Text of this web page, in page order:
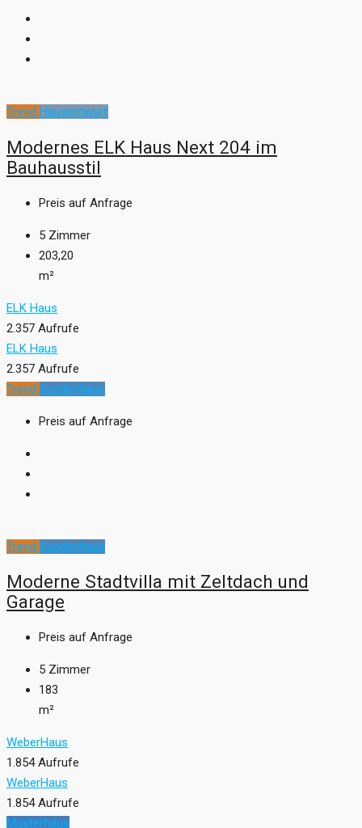
Trend Hausentwurf
Modernes ELK Haus Next 204 im
Bauhausstil
Preis auf Anfrage
5 Zimmer
203,20
m²
ELK Haus
2.357 Aufrufe
ELK Haus
2.357 Aufrufe
Trend Kundenhaus
Preis auf Anfrage
Trend Kundenhaus
Moderne Stadtvilla mit Zeltdach und
Garage
Preis auf Anfrage
5 Zimmer
183
m²
WeberHaus
1.854 Aufrufe
WeberHaus
1.854 Aufrufe
Musterhaus